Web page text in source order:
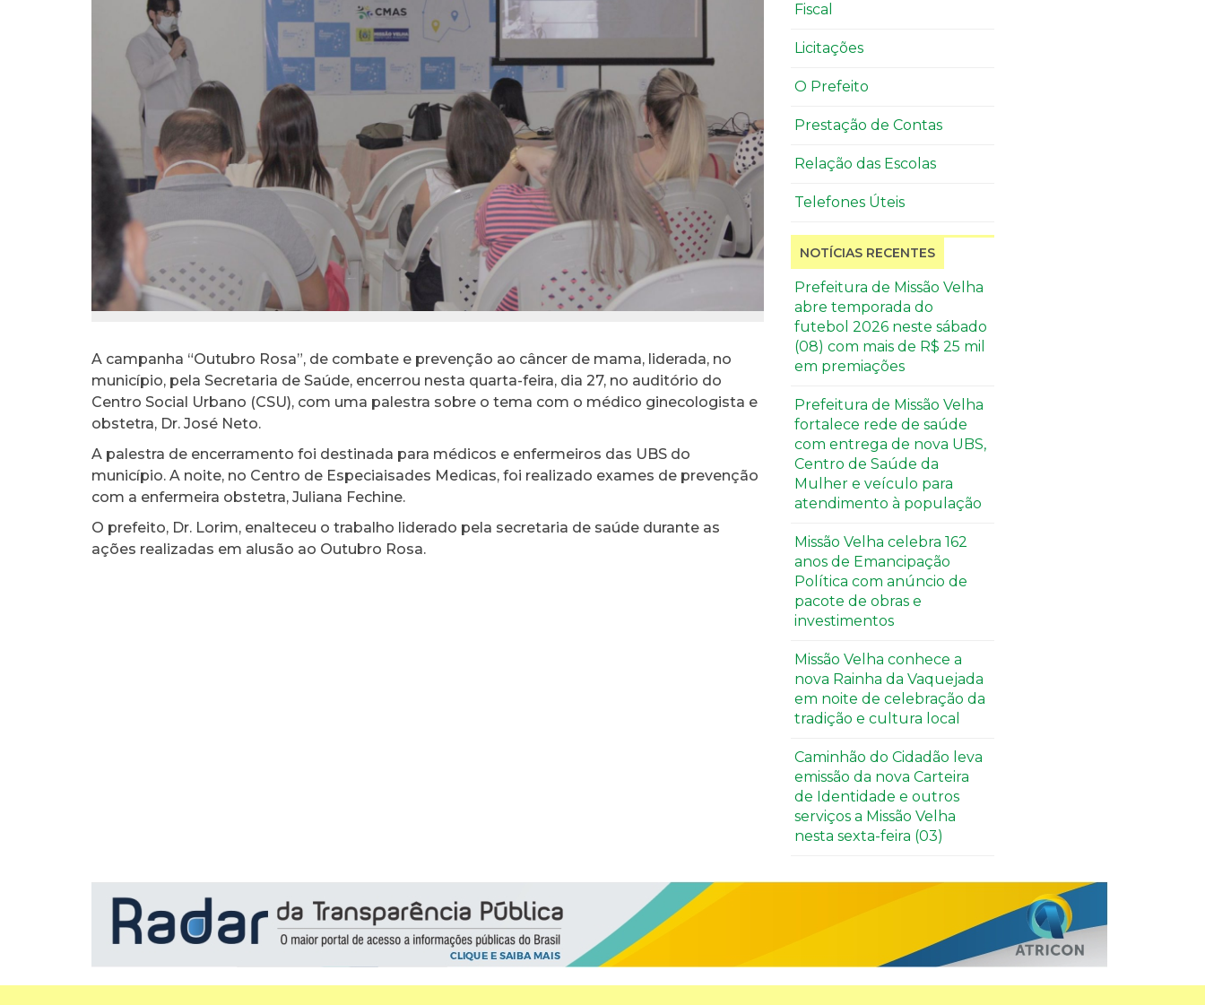
A campanha “Outubro Rosa”, de combate e prevenção ao câncer de mama, liderada, no
município, pela Secretaria de Saúde, encerrou nesta quarta-feira, dia 27, no auditório do
Centro Social Urbano (CSU), com uma palestra sobre o tema com o médico ginecologista e
obstetra, Dr. José Neto.
A palestra de encerramento foi destinada para médicos e enfermeiros das UBS do
município. A noite, no Centro de Especiaisades Medicas, foi realizado exames de prevenção
com a enfermeira obstetra, Juliana Fechine.
O prefeito, Dr. Lorim, enalteceu o trabalho liderado pela secretaria de saúde durante as
ações realizadas em alusão ao Outubro Rosa.
Fiscal
Licitações
O Prefeito
Prestação de Contas
Relação das Escolas
Telefones Úteis
NOTÍCIAS RECENTES
Prefeitura de Missão Velha
abre temporada do
futebol 2026 neste sábado
(08) com mais de R$ 25 mil
em premiações
Prefeitura de Missão Velha
fortalece rede de saúde
com entrega de nova UBS,
Centro de Saúde da
Mulher e veículo para
atendimento à população
Missão Velha celebra 162
anos de Emancipação
Política com anúncio de
pacote de obras e
investimentos
Missão Velha conhece a
nova Rainha da Vaquejada
em noite de celebração da
tradição e cultura local
Caminhão do Cidadão leva
emissão da nova Carteira
de Identidade e outros
serviços a Missão Velha
nesta sexta-feira (03)